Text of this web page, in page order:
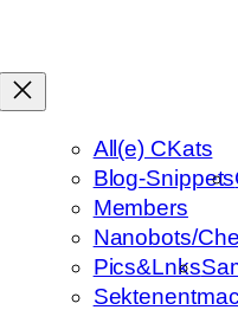
All(e) CKats
Blog-Snippets
Members
Nanobots/
Pics&Lnks